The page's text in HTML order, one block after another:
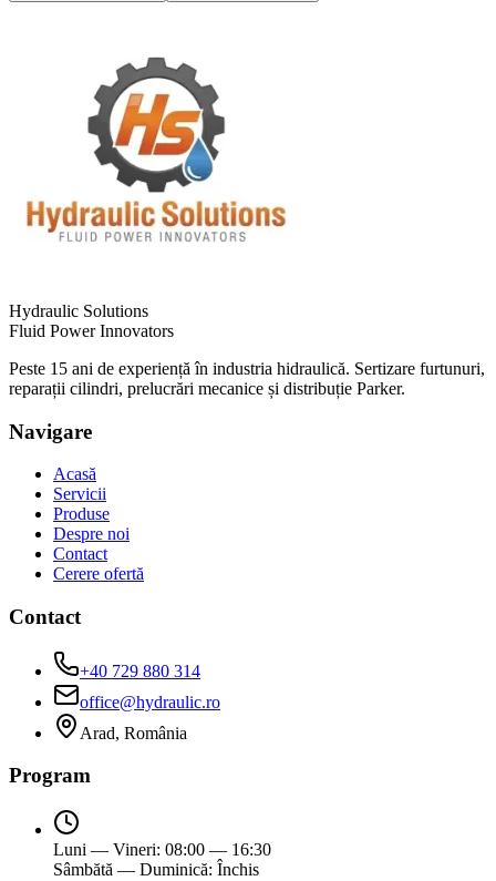
Hydraulic Solutions
Fluid Power Innovators
Peste 15 ani de experiență în industria hidraulică. Sertizare furtunuri,
reparații cilindri, prelucrări mecanice și distribuție Parker.
Navigare
Acasă
Servicii
Produse
Despre noi
Contact
Cerere ofertă
Contact
+40 729 880 314
office@hydraulic.ro
Arad, România
Program
Luni — Vineri: 08:00 — 16:30
Sâmbătă — Duminică: Închis